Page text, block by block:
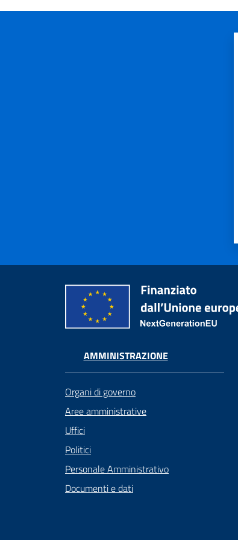
AMMINISTRAZIONE
Organi di governo
Aree amministrative
Uffici
Politici
Personale Amministrativo
Documenti e dati